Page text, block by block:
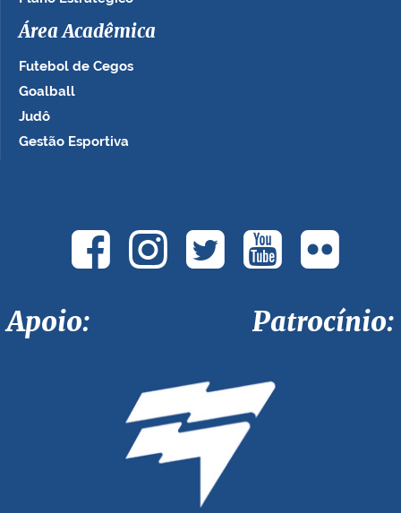
Área Acadêmica
Futebol de Cegos
Goalball
Judô
Gestão Esportiva
Apoio: Patrocínio: